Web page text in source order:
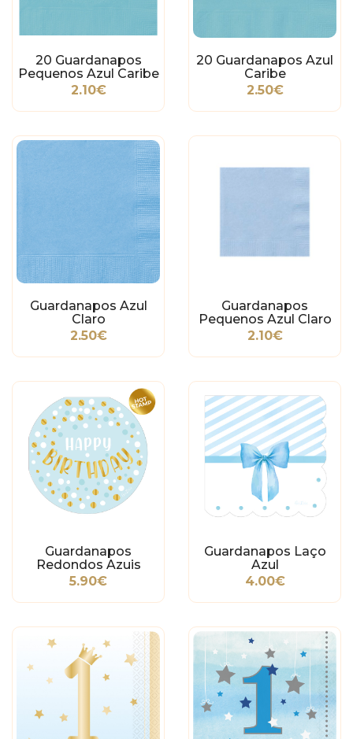
20 Guardanapos
Pequenos Azul Caribe
2.10€
20 Guardanapos Azul
Caribe
2.50€
Guardanapos Azul
Claro
2.50€
Guardanapos
Pequenos Azul Claro
2.10€
Guardanapos
Redondos Azuis
Happy Birthday
5.90€
Guardanapos Laço
Azul
4.00€